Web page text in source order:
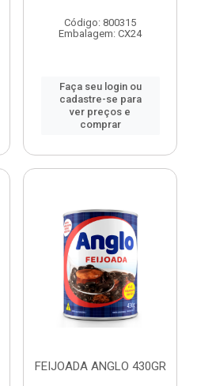
Código: 800315
Embalagem: CX24
Faça seu login ou
cadastre-se para
ver preços e
comprar
FEIJOADA ANGLO 430GR